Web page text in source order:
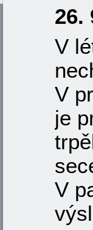
26.
V
V
je
V